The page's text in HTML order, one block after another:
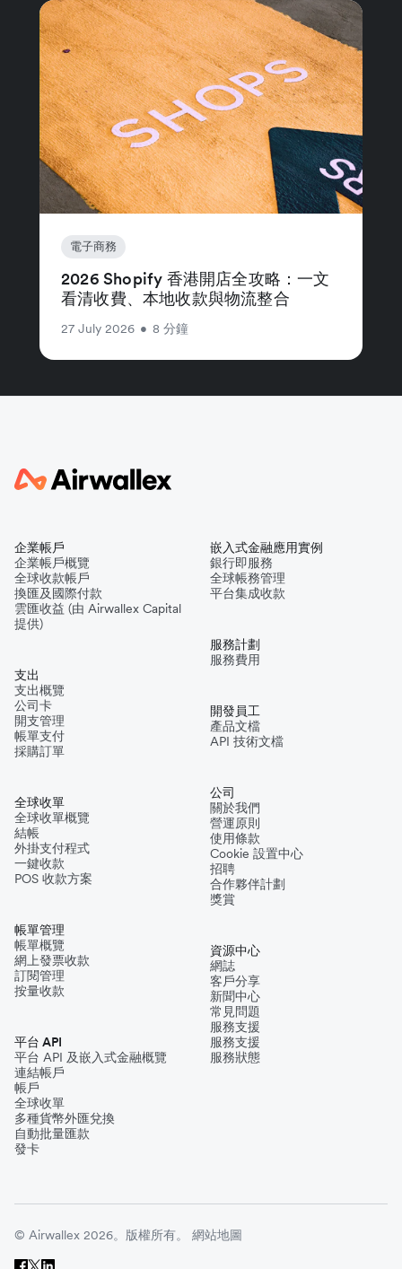
電子商務
2026 Shopify 香港開店全攻略：一文
看清收費、本地收款與物流整合
27 July 2026 • 8 分鐘
企業帳戶
企業帳戶概覽
全球收款帳戶
換匯及國際付款
雲匯收益 (由 Airwallex Capital
提供)
支出
支出概覽
公司卡
開支管理
帳單支付
採購訂單
全球收單
全球收單概覽
結帳
外掛支付程式
一鍵收款
POS 收款方案
帳單管理
帳單概覽
網上發票收款
訂閱管理
按量收款
平台 API
平台 API 及嵌入式金融概覽
連結帳戶
帳戶
全球收單
多種貨幣外匯兌換
自動批量匯款
發卡
嵌入式金融應用實例
銀行即服務
全球帳務管理
平台集成收款
服務計劃
服務費用
開發員工
產品文檔
API 技術文檔
公司
關於我們
營運原則
使用條款
Cookie 設置中心
招聘
合作夥伴計劃
獎賞
資源中心
網誌
客戶分享
新聞中心
常見問題
服務支援
服務支援
服務狀態
© Airwallex 2026。版權所有。 網站地圖